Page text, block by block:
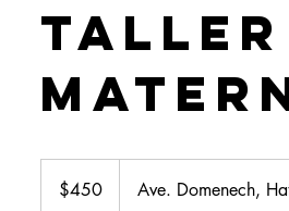
Taller
dollars$450 Ave. Domenech,